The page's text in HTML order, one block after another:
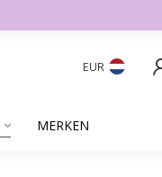
EUR
MERKEN